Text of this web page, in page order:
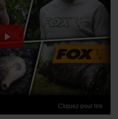
Cliquez pour lire